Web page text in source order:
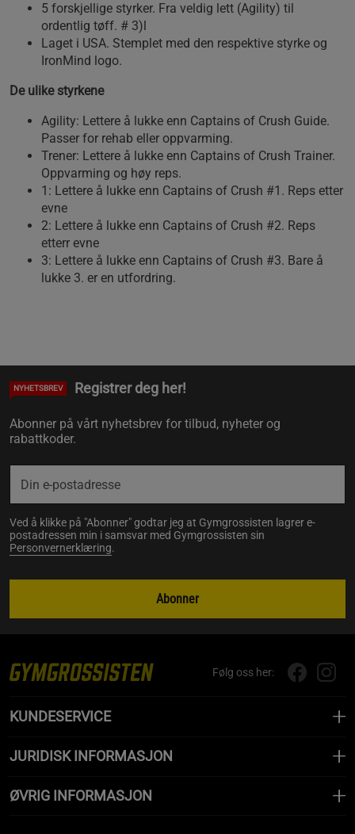
5 forskjellige styrker. Fra veldig lett (Agility) til
ordentlig tøff. # 3)l
Laget i USA. Stemplet med den respektive styrke og
IronMind logo.
De ulike styrkene
Agility: Lettere å lukke enn Captains of Crush Guide.
Passer for rehab eller oppvarming.
Trener: Lettere å lukke enn Captains of Crush Trainer.
Oppvarming og høy reps.
1: Lettere å lukke enn Captains of Crush #1. Reps etter
evne
2: Lettere å lukke enn Captains of Crush #2. Reps
etterr evne
3: Lettere å lukke enn Captains of Crush #3. Bare å
lukke 3. er en utfordring.
NYHETSBREV Registrer deg her!
Abonner på vårt nyhetsbrev for tilbud, nyheter og
rabattkoder.
Ved å klikke på "Abonner" godtar jeg at Gymgrossisten lagrer e-
postadressen min i samsvar med Gymgrossisten sin
Personvernerklæring.
Abonner
Følg oss her:
KUNDESERVICE
JURIDISK INFORMASJON
ØVRIG INFORMASJON